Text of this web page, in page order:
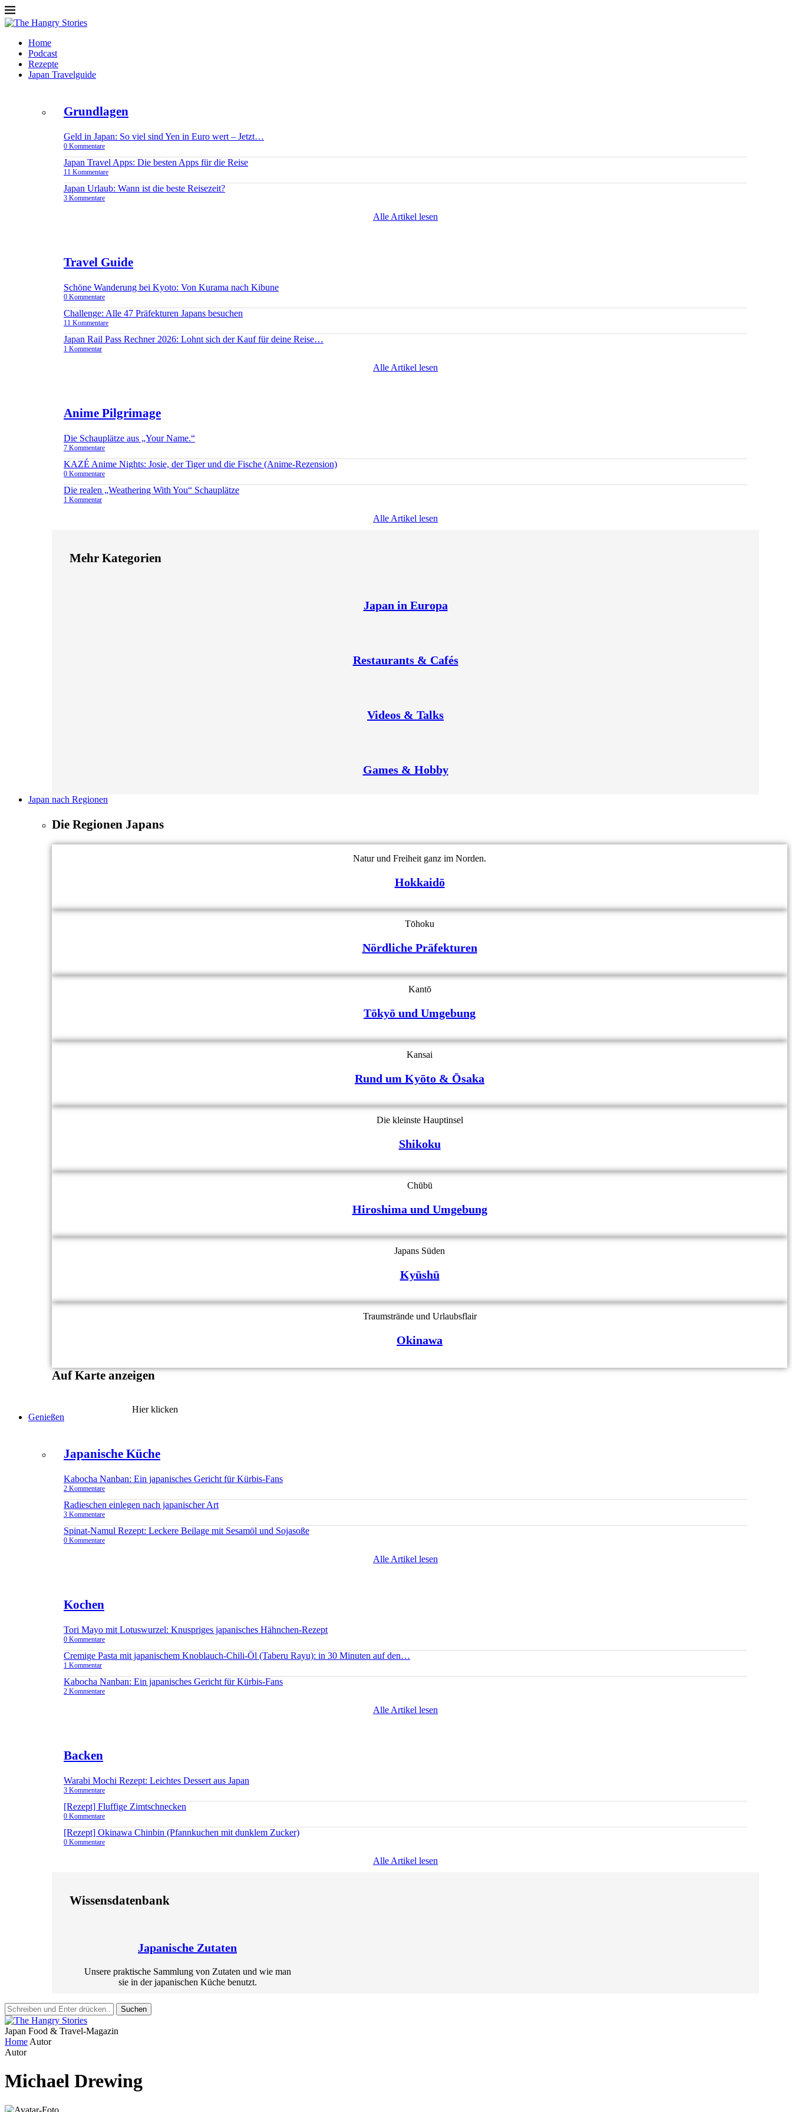
Home
Podcast
Rezepte
Japan Travelguide
Grundlagen
Geld in Japan: So viel sind Yen in Euro wert – Jetzt…
0 Kommentare
Japan Travel Apps: Die besten Apps für die Reise
11 Kommentare
Japan Urlaub: Wann ist die beste Reisezeit?
3 Kommentare
Alle Artikel lesen
Travel Guide
Schöne Wanderung bei Kyoto: Von Kurama nach Kibune
0 Kommentare
Challenge: Alle 47 Präfekturen Japans besuchen
11 Kommentare
Japan Rail Pass Rechner 2026: Lohnt sich der Kauf für deine Reise…
1 Kommentar
Alle Artikel lesen
Anime Pilgrimage
Die Schauplätze aus „Your Name.“
7 Kommentare
KAZÉ Anime Nights: Josie, der Tiger und die Fische (Anime-Rezension)
0 Kommentare
Die realen „Weathering With You“ Schauplätze
1 Kommentar
Alle Artikel lesen
Mehr Kategorien
Japan in Europa
Restaurants & Cafés
Videos & Talks
Games & Hobby
Japan nach Regionen
Die Regionen Japans
Natur und Freiheit ganz im Norden.
Hokkaidō
Tōhoku
Nördliche Präfekturen
Kantō
Tōkyō und Umgebung
Kansai
Rund um Kyōto & Ōsaka
Die kleinste Hauptinsel
Shikoku
Chūbū
Hiroshima und Umgebung
Japans Süden
Kyūshū
Traumstrände und Urlaubsflair
Okinawa
Auf Karte anzeigen
Hier klicken
Genießen
Japanische Küche
Kabocha Nanban: Ein japanisches Gericht für Kürbis-Fans
2 Kommentare
Radieschen einlegen nach japanischer Art
3 Kommentare
Spinat-Namul Rezept: Leckere Beilage mit Sesamöl und Sojasoße
0 Kommentare
Alle Artikel lesen
Kochen
Tori Mayo mit Lotuswurzel: Knuspriges japanisches Hähnchen-Rezept
0 Kommentare
Cremige Pasta mit japanischem Knoblauch-Chili-Öl (Taberu Rayu): in 30 Minuten auf den…
1 Kommentar
Kabocha Nanban: Ein japanisches Gericht für Kürbis-Fans
2 Kommentare
Alle Artikel lesen
Backen
Warabi Mochi Rezept: Leichtes Dessert aus Japan
3 Kommentare
[Rezept] Fluffige Zimtschnecken
0 Kommentare
[Rezept] Okinawa Chinbin (Pfannkuchen mit dunklem Zucker)
0 Kommentare
Alle Artikel lesen
Wissensdatenbank
Japanische Zutaten
Unsere praktische Sammlung von Zutaten und wie man
sie in der japanischen Küche benutzt.
Suchen
Japan Food & Travel-Magazin
Home Autor
Autor
Michael Drewing